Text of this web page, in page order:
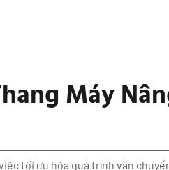
Máy
tối ưu hóa quá trình vận